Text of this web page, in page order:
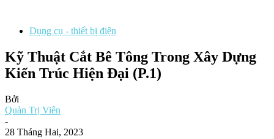
Dụng cụ - thiết bị điện
Kỹ Thuật Cắt Bê Tông Trong Xây Dựng
Kiến Trúc Hiện Đại (P.1)
Bởi
Quản Trị Viên
-
28 Tháng Hai, 2023